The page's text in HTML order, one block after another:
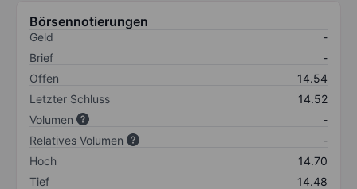
Börsennotierungen
Geld
-
Brief
-
Offen
14.54
Letzter Schluss
14.52
Volumen
-
Relatives Volumen
-
Hoch
14.70
Tief
14.48